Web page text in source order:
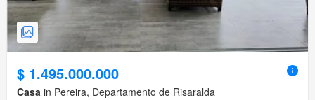
$ 1.495.000.000
Casa in Pereira, Departamento de Risaralda